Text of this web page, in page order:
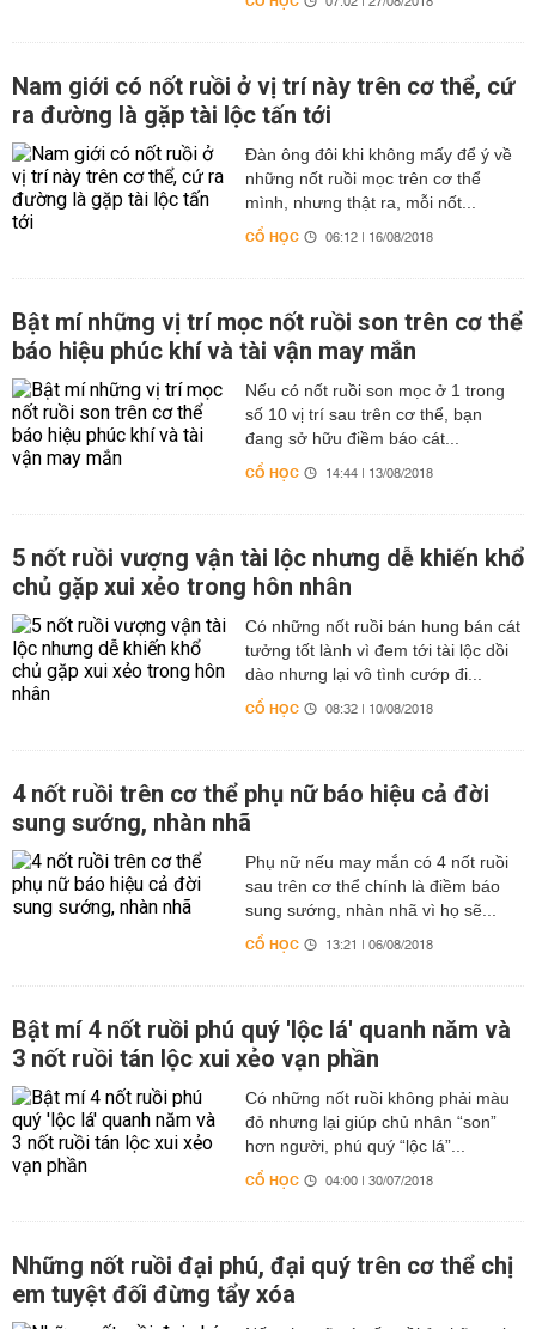
Nam giới có nốt ruồi ở vị trí này trên cơ thể, cứ
ra đường là gặp tài lộc tấn tới
Đàn ông đôi khi không mấy để ý về
những nốt ruồi mọc trên cơ thể
mình, nhưng thật ra, mỗi nốt...
CỔ HỌC 06:12 | 16/08/2018
Bật mí những vị trí mọc nốt ruồi son trên cơ thể
báo hiệu phúc khí và tài vận may mắn
Nếu có nốt ruồi son mọc ở 1 trong
số 10 vị trí sau trên cơ thể, bạn
đang sở hữu điềm báo cát...
CỔ HỌC 14:44 | 13/08/2018
5 nốt ruồi vượng vận tài lộc nhưng dễ khiến khổ
chủ gặp xui xẻo trong hôn nhân
Có những nốt ruồi bán hung bán cát
tưởng tốt lành vì đem tới tài lộc dồi
dào nhưng lại vô tình cướp đi...
CỔ HỌC 08:32 | 10/08/2018
4 nốt ruồi trên cơ thể phụ nữ báo hiệu cả đời
sung sướng, nhàn nhã
Phụ nữ nếu may mắn có 4 nốt ruồi
sau trên cơ thể chính là điềm báo
sung sướng, nhàn nhã vì họ sẽ...
CỔ HỌC 13:21 | 06/08/2018
Bật mí 4 nốt ruồi phú quý 'lộc lá' quanh năm và
3 nốt ruồi tán lộc xui xẻo vạn phần
Có những nốt ruồi không phải màu
đỏ nhưng lại giúp chủ nhân “son”
hơn người, phú quý “lộc lá”...
CỔ HỌC 04:00 | 30/07/2018
Những nốt ruồi đại phú, đại quý trên cơ thể chị
em tuyệt đối đừng tẩy xóa